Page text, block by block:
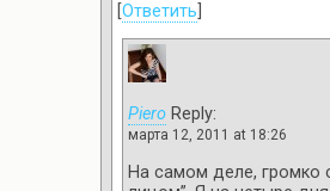
Ответить
Piero Reply:
марта 12, 2011 at 18:26
На самом деле, громко